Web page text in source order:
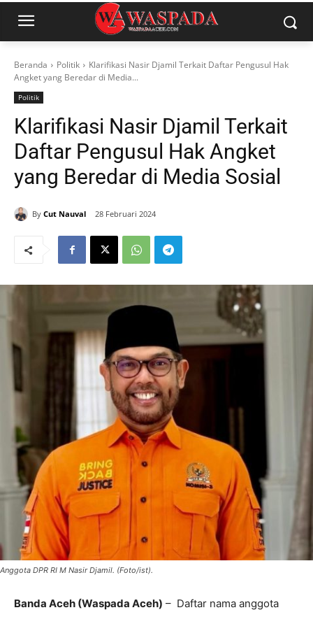
Beranda Politik
Klarifikasi Nasir Djamil Terkait Daftar Pengusul Hak
Angket yang Beredar di Media...
Politik
Klarifikasi Nasir Djamil Terkait
Daftar Pengusul Hak Angket
yang Beredar di Media Sosial
By Cut Nauval 28 Februari 2024
Anggota DPR RI M Nasir Djamil. (Foto/ist).
Banda Aceh (Waspada Aceh) – Daftar nama anggota